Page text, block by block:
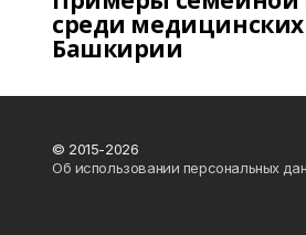
среди
Башкирии
© 2015-2026
Об использовании персональных